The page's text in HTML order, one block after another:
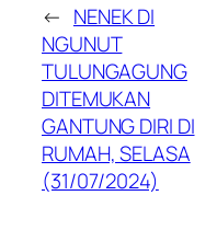
← NENEK DI
NGUNUT
TULUNGAGUNG
DITEMUKAN
GANTUNG DIRI DI
RUMAH, SELASA
(31/07/2024)